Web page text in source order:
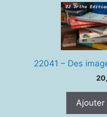
22041 – Des
Ajouter